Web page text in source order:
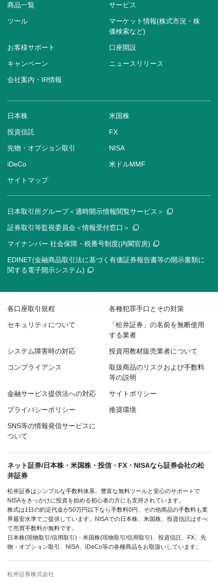
商品一覧 サービス
ツール
マーケット情報(株式市況・株
価検索など)
お客様サポート 口座開設
キャンペーン ニュースリリース
会社案内・IR情報
日本株 米国株
投資信託 FX
先物・オプション取引 NISA
iDeCo 米ドルMMF
サイトマップ
日本取引所グループ＜適時開示情報閲覧サービス＞
証券取引等監視委員会＜情報受付窓口＞
マイナンバー 社会保障・税番号制度(内閣官房)
EDINET(金融商品取引法に基づく有価証券報告書等の開示書類に
関する電子開示システム)
各口座取引規程 各種犯罪手口とその対策
セキュリティについて
「松井証券」の名前を無断使用
する業者
システム障害時の対応 投資用教材販売業者について
コンプライアンス
取扱商品のリスクおよび手数料
等の説明
金融サービス提供法への対応 サイトポリシー
プライバシーポリシー 推奨環境
SNS等の情報発信サービスに
ついて
ネット証券/日本株・米国株・投信・FX・NISAなら証券会社の松
井証券
松井証券はシンプルな手数料体系、豊富な無料ツールと安心のサポートで
NISAをきっかけに投資を始める初心者の方にも支持されています。
株式は1日の約定代金が50万円以下なら手数料0円、その他商品の手数料も業
界最安水準でご提供しています。NISAでの日本株、米国株、投資信託はすべ
て売買手数料が無料です。
日本株(現物取引/信用取引)・米国株(現物取引/信用取引)、投資信託、FX、先
物・オプション取引、NISA、iDeCo等の各種商品をお取扱いしています。
松井証券株式会社